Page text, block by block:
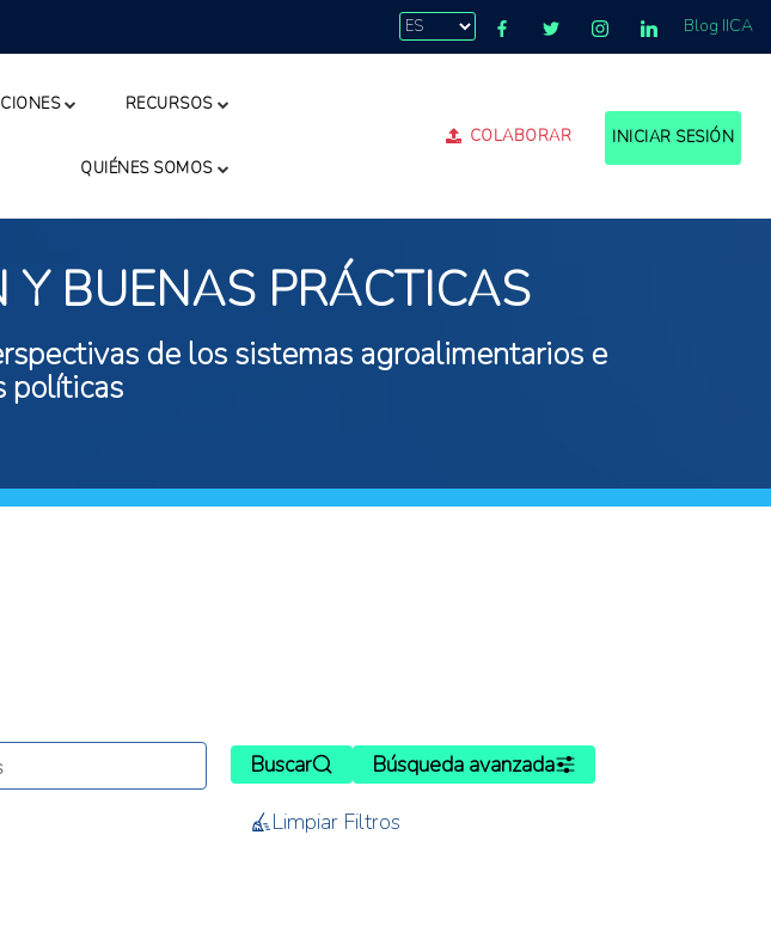
Blog IICA
RECURSOS
QUIÉNES SOMOS
COLABORAR INICIAR SESIÓN
Y BUENAS PRÁCTICAS
de los sistemas agroalimentarios e
políticas
Buscar
Búsqueda avanzada
Limpiar Filtros